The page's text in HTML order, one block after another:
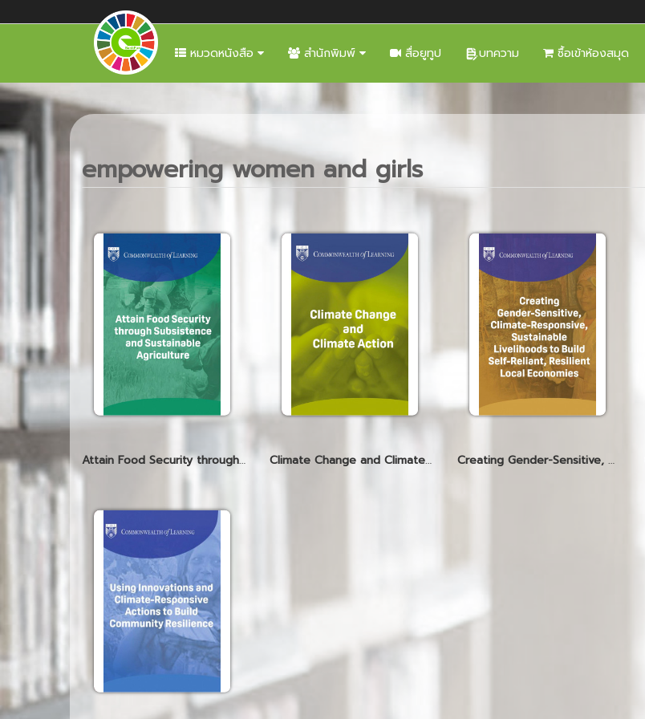
หมวดหนังสือ สำนักพิมพ์ สื่อยูทูป บทความ ซื้อเข้าห้องสมุด
empowering women and girls
Attain Food Security through Subsistence and Sustainable Agriculture Climate Change and Climate Action Creating Gender-Sensitive, Climate-Responsive, Sustainable Livelihoods to Build Self-Reliant, Resilient Local Economies